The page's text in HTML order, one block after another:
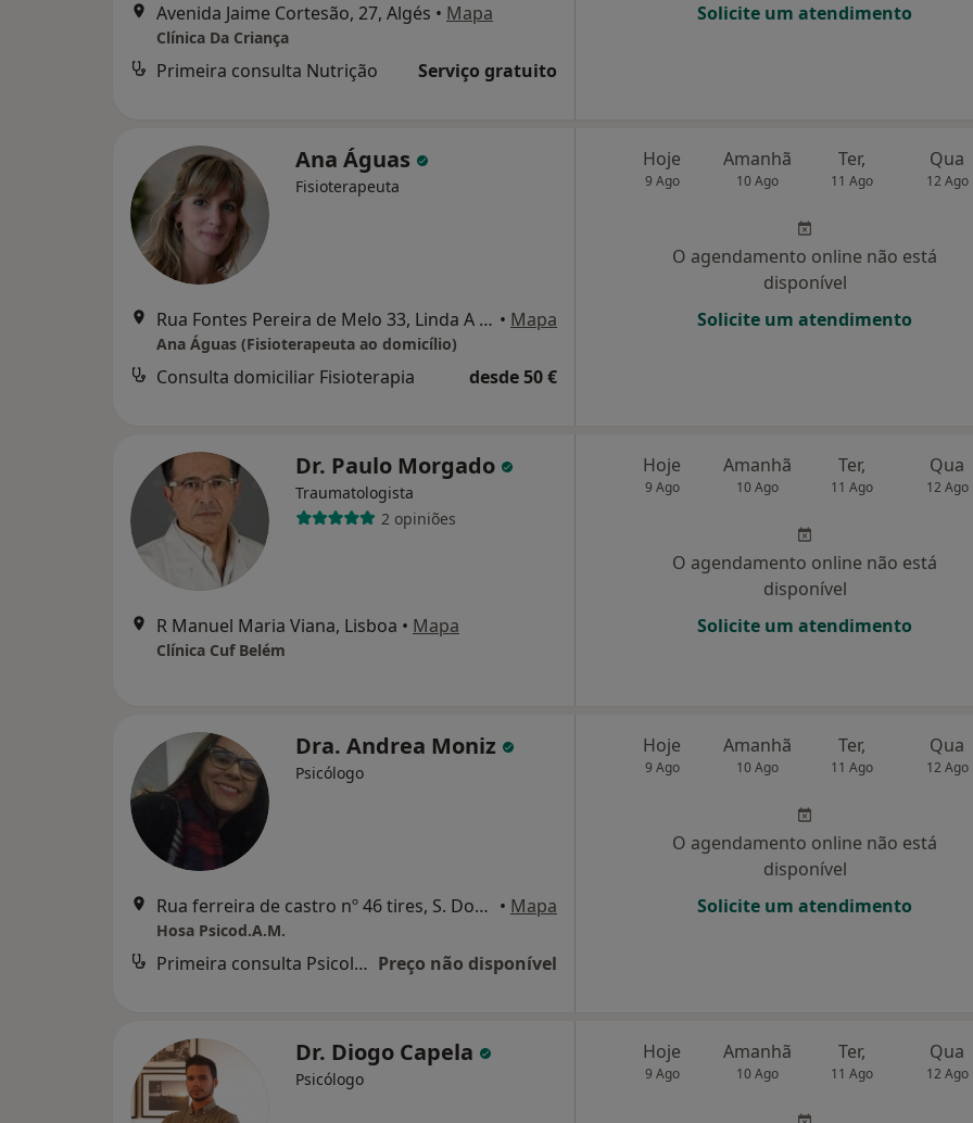
Avenida Jaime Cortesão, 27, Algés • Mapa
Clínica Da Criança
Primeira consulta Nutrição Serviço gratuito
Solicite um atendimento
Ana Águas
Fisioterapeuta
Rua Fontes Pereira de Melo 33, Linda A Velha • Mapa
Ana Águas (Fisioterapeuta ao domicílio)
Consulta domiciliar Fisioterapia desde 50 €
Hoje
9 Ago
Amanhã
10 Ago
Ter,
11 Ago
Qua
12 Ago
O agendamento online não está
disponível
Solicite um atendimento
Dr. Paulo Morgado
Traumatologista
2 opiniões
R Manuel Maria Viana, Lisboa • Mapa
Clínica Cuf Belém
Hoje
9 Ago
Amanhã
10 Ago
Ter,
11 Ago
Qua
12 Ago
O agendamento online não está
disponível
Solicite um atendimento
Dra. Andrea Moniz
Psicólogo
Rua ferreira de castro nº 46 tires, S. Domingos de Rana • Mapa
Hosa Psicod.A.M.
Primeira consulta Psicologia Preço não disponível
Hoje
9 Ago
Amanhã
10 Ago
Ter,
11 Ago
Qua
12 Ago
O agendamento online não está
disponível
Solicite um atendimento
Dr. Diogo Capela
Psicólogo
Hoje
9 Ago
Amanhã
10 Ago
Ter,
11 Ago
Qua
12 Ago